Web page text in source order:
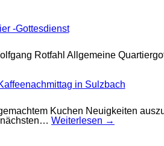
-Gottesdienst
Rotfahl Allgemeine
in Sulzbach
Kuchen Neuigkeiten
nächsten… Weiterlesen →